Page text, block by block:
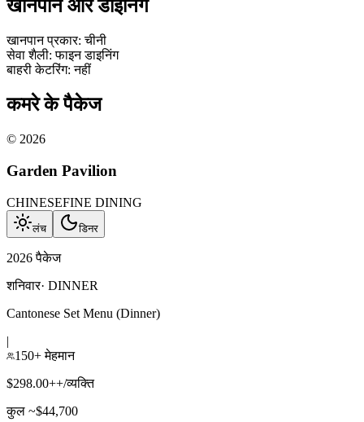
खानपान और डाइनिंग
खानपान प्रकार: चीनी
सेवा शैली: फाइन डाइनिंग
बाहरी केटरिंग: नहीं
कमरे के पैकेज
© 2026
Garden Pavilion
CHINESEFINE DINING
लंच डिनर
2026 पैकेज
शनिवार· DINNER
Cantonese Set Menu (Dinner)
|
150+ मेहमान
$298.00++/व्यक्ति
कुल ~$44,700